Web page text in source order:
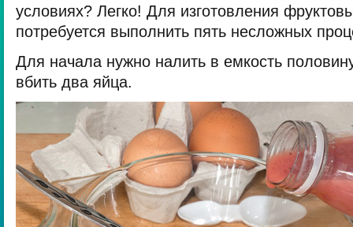
условиях? Легко! Для изготовления
потребуется выполнить пять несложных
Для начала нужно налить в емкость
вбить два яйца.